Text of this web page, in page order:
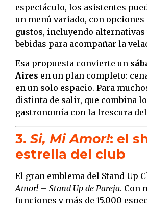
espectáculo, los asistentes
un menú variado, con
gustos, incluyendo alternativas
bebidas para acompañar la
Esa propuesta convierte un
Aires en un plan completo:
en un solo espacio. Para
distinta de salir, que combina
gastronomía con la frescura
3. Si, Mi Amor!: el
estrella del club
El gran emblema del Stand Up
Amor! – Stand Up de Pareja. Con
funciones y más de 15.000